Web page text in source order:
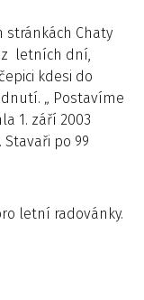
stránkách Chaty
z letních dní,
kdesi do
„ Postavíme
1. září 2003
po 99
letní radovánky.